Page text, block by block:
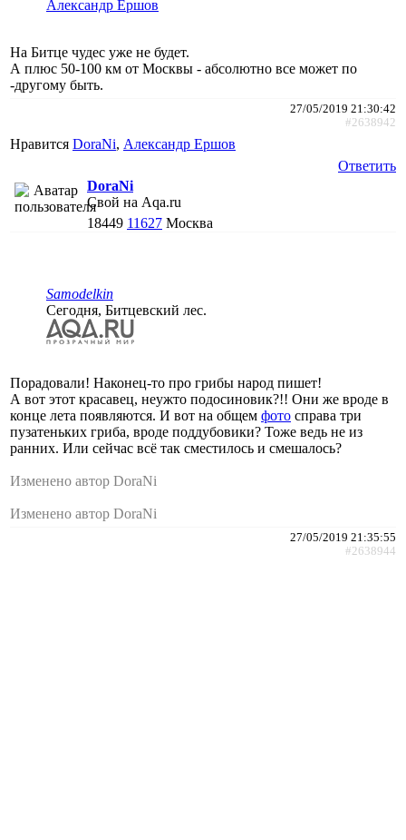
Александр Ершов
На Битце чудес уже не будет.
А плюс 50-100 км от Москвы - абсолютно все может по
-другому быть.
27/05/2019 21:30:42
#2638942
Нравится DoraNi, Александр Ершов
Ответить
DoraNi
Свой на Aqa.ru
18449 11627 Москва
Samodelkin
Сегодня, Битцевский лес.
Порадовали! Наконец-то про грибы народ пишет!
А вот этот красавец, неужто подосиновик?!! Они же вроде в
конце лета появляются. И вот на общем фото справа три
пузатеньких гриба, вроде поддубовики? Тоже ведь не из
ранних. Или сейчас всё так сместилось и смешалось?
Изменено автор DoraNi
Изменено автор DoraNi
27/05/2019 21:35:55
#2638944